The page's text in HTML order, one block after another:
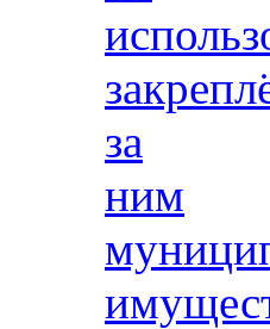
за
ним